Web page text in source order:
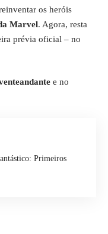
os heróis
Marvel. Agora, resta
prévia oficial – no
e no
Primeiros